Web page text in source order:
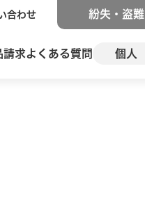
合わせ 紛失・盗難
請求よくある質問 個人